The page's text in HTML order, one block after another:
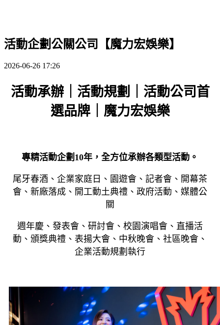
活動企劃公關公司【魔力宏娛樂】
2026-06-26 17:26
活動承辦｜活動規劃｜活動公司首
選品牌｜魔力宏娛樂
專精活動企劃10年，全方位承辦各類型活動。
尾牙春酒、企業家庭日、園遊會、記者會、開幕茶
會、新廠落成、開工動土典禮、政府活動、媒體公
關
週年慶、發表會、研討會、校園演唱會、直播活
動、頒獎典禮、表揚大會、中秋晚會、社區晚會、
企業活動規劃執行